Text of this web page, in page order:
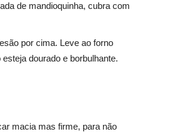
de mandioquinha, cubra com
por cima. Leve ao forno
dourado e borbulhante.
macia mas firme, para não